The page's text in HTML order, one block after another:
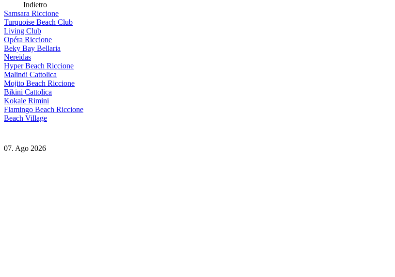
Indietro
Samsara Riccione
Turquoise Beach Club
Living Club
Opéra Riccione
Beky Bay Bellaria
Nereidas
Hyper Beach Riccione
Malindi Cattolica
Mojito Beach Riccione
Bikini Cattolica
Kokale Rimini
Flamingo Beach Riccione
Beach Village
07. Ago 2026